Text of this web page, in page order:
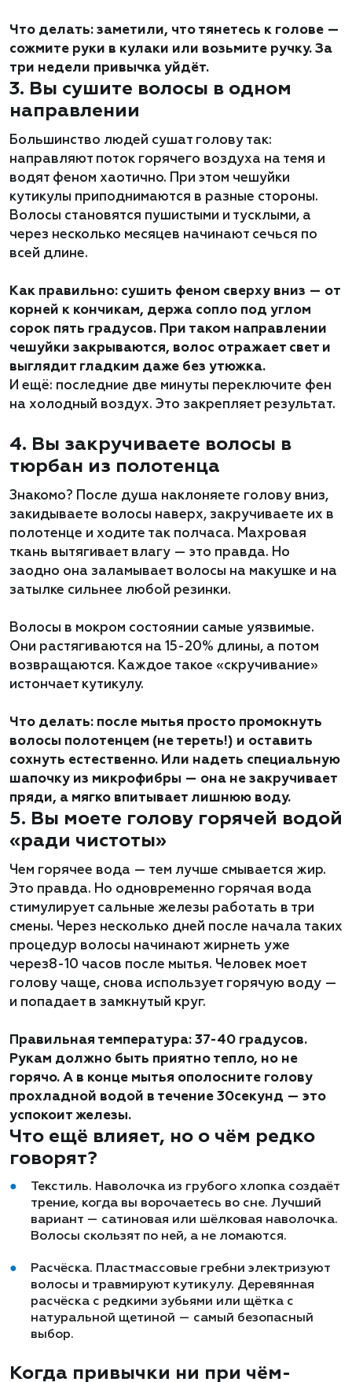
Что делать: заметили, что тянетесь к голове —
сожмите руки в кулаки или возьмите ручку. За
три недели привычка уйдёт.
3. Вы сушите волосы в одном
направлении
Большинство людей сушат голову так:
направляют поток горячего воздуха на темя и
водят феном хаотично. При этом чешуйки
кутикулы приподнимаются в разные стороны.
Волосы становятся пушистыми и тусклыми, а
через несколько месяцев начинают сечься по
всей длине.
Как правильно: сушить феном сверху вниз — от
корней к кончикам, держа сопло под углом
сорок пять градусов. При таком направлении
чешуйки закрываются, волос отражает свет и
выглядит гладким даже без утюжка.
И ещё: последние две минуты переключите фен
на холодный воздух. Это закрепляет результат.
4. Вы закручиваете волосы в
тюрбан из полотенца
Знакомо? После душа наклоняете голову вниз,
закидываете волосы наверх, закручиваете их в
полотенце и ходите так полчаса. Махровая
ткань вытягивает влагу — это правда. Но
заодно она заламывает волосы на макушке и на
затылке сильнее любой резинки.
Волосы в мокром состоянии самые уязвимые.
Они растягиваются на 15-20% длины, а потом
возвращаются. Каждое такое «скручивание»
истончает кутикулу.
Что делать: после мытья просто промокнуть
волосы полотенцем (не тереть!) и оставить
сохнуть естественно. Или надеть специальную
шапочку из микрофибры — она не закручивает
пряди, а мягко впитывает лишнюю воду.
5. Вы моете голову горячей водой
«ради чистоты»
Чем горячее вода — тем лучше смывается жир.
Это правда. Но одновременно горячая вода
стимулирует сальные железы работать в три
смены. Через несколько дней после начала таких
процедур волосы начинают жирнеть уже
через8-10 часов после мытья. Человек моет
голову чаще, снова использует горячую воду —
и попадает в замкнутый круг.
Правильная температура: 37-40 градусов.
Рукам должно быть приятно тепло, но не
горячо. А в конце мытья ополосните голову
прохладной водой в течение 30секунд — это
успокоит железы.
Что ещё влияет, но о чём редко
говорят?
Текстиль. Наволочка из грубого хлопка создаёт
трение, когда вы ворочаетесь во сне. Лучший
вариант — сатиновая или шёлковая наволочка.
Волосы скользят по ней, а не ломаются.
Расчёска. Пластмассовые гребни электризуют
волосы и травмируют кутикулу. Деревянная
расчёска с редкими зубьями или щётка с
натуральной щетиной — самый безопасный
выбор.
Когда привычки ни при чём-